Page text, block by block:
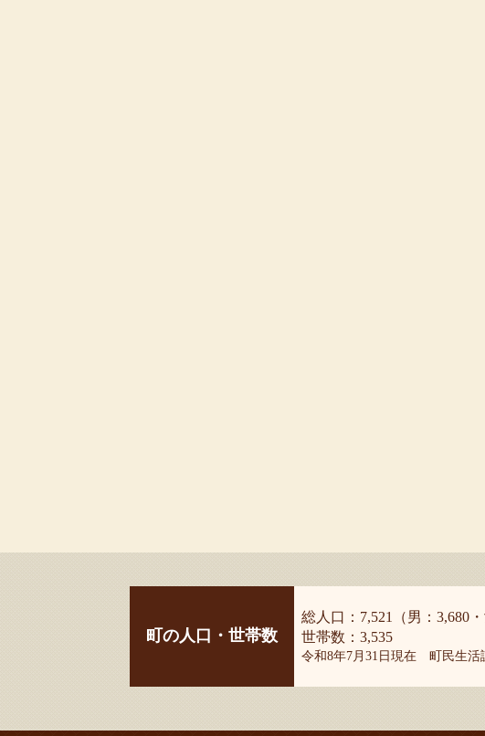
町の人口・世帯数
総人口：7,521（男：3,680・
世帯数：3,535
令和8年7月31日現在 町民生活